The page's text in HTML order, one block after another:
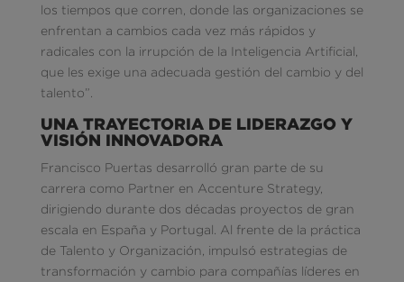
los tiempos que corren, donde las organizaciones se
enfrentan a cambios cada vez más rápidos y
radicales con la irrupción de la Inteligencia Artificial,
que les exige una adecuada gestión del cambio y del
talento”.
UNA TRAYECTORIA DE LIDERAZGO Y
VISIÓN INNOVADORA
Francisco Puertas desarrolló gran parte de su
carrera como Partner en Accenture Strategy,
dirigiendo durante dos décadas proyectos de gran
escala en España y Portugal. Al frente de la práctica
de Talento y Organización, impulsó estrategias de
transformación y cambio para compañías líderes en